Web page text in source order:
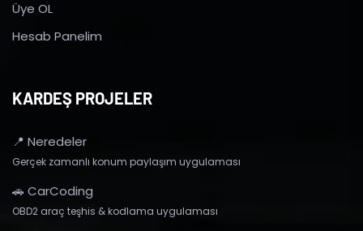
Üye OL
Hesab Panelim
KARDEŞ PROJELER
📍 Neredeler
Gerçek zamanlı konum paylaşım uygulaması
🚗 CarCoding
OBD2 araç teşhis & kodlama uygulaması